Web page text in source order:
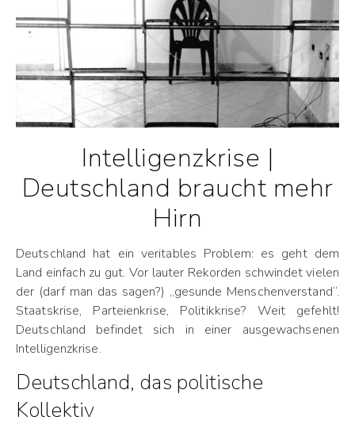
Intelligenzkrise |
Deutschland braucht mehr
Hirn
Deutschland hat ein veritables Problem: es geht dem
Land einfach zu gut. Vor lauter Rekorden schwindet vielen
der (darf man das sagen?) „gesunde Menschenverstand“.
Staatskrise, Parteienkrise, Politikkrise? Weit gefehlt!
Deutschland befindet sich in einer ausgewachsenen
Intelligenzkrise.
Deutschland, das politische
Kollektiv